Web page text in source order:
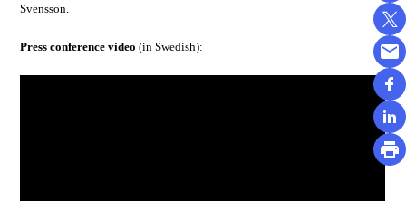
Svensson.
Press conference video (in Swedish):